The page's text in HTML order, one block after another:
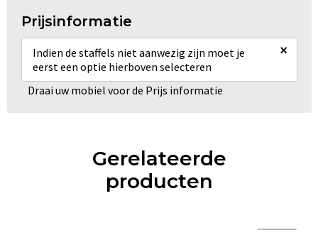
Prijsinformatie
Indien de staffels niet aanwezig zijn moet je
eerst een optie hierboven selecteren
×
Draai uw mobiel voor de Prijs informatie
Gerelateerde
producten